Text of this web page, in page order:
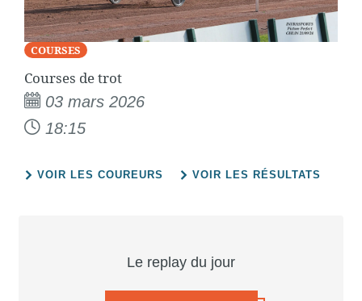
COURSES
Courses de trot
03 mars 2026
18:15
VOIR LES COUREURS VOIR LES RÉSULTATS
Le replay du jour